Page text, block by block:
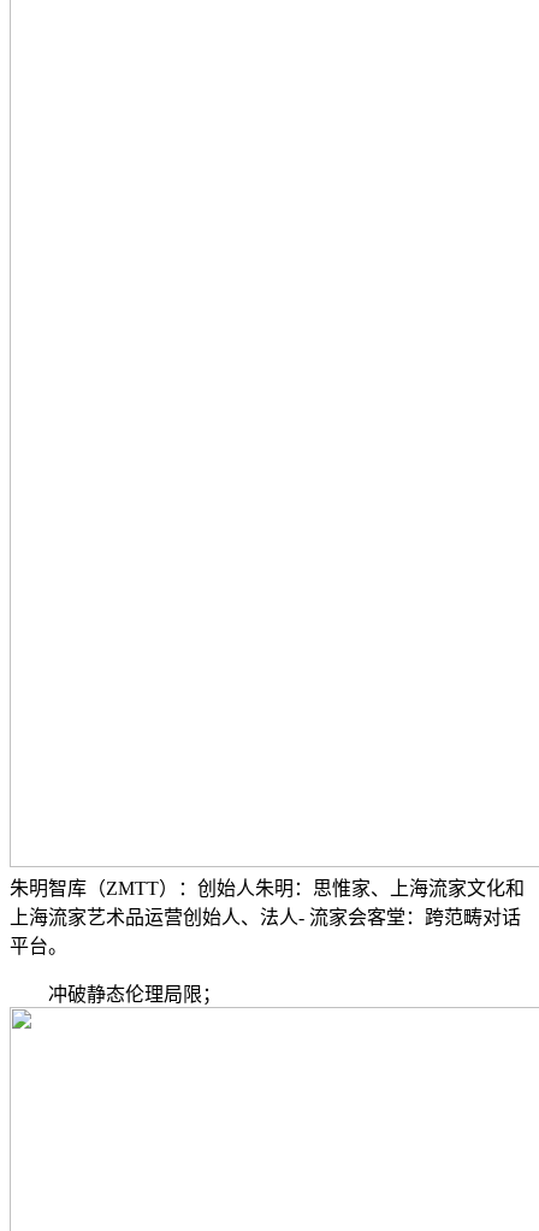
朱明智库（ZMTT）：创始人朱明：思惟家、上海流家文化和
上海流家艺术品运营创始人、法人- 流家会客堂：跨范畴对话
平台。
冲破静态伦理局限；